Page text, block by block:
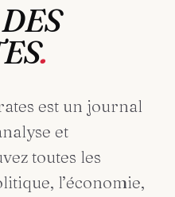
.
est un journal
et
toutes les
l’économie,